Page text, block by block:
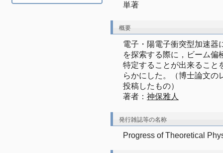
単著
概要
電子・陽電子衝突型加速器
を探索する際に，ビーム偏
特定することが出来ること
らかにした。（博士論文の
投稿したもの）
著者： 神保雅人
発行雑誌等の名称
Progress of Theoretical